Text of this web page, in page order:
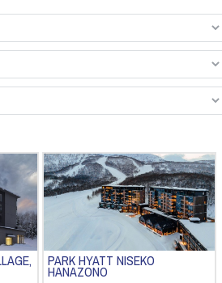
PARK HYATT NISEKO
HANAZONO